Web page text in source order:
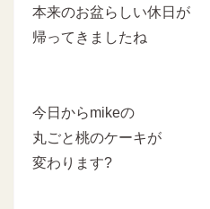
本来のお盆らしい休日が
帰ってきましたね
今日からmikeの
丸ごと桃のケーキが
変わります?